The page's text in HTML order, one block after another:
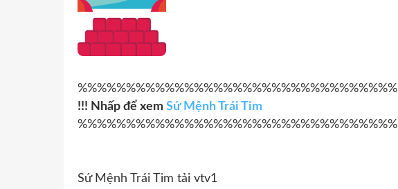
%%%%%%%%%%%%%%%%%%%%%%%%%%%%%%%%%
!!! Nhấp để xem Sứ Mệnh Trái Tim
%%%%%%%%%%%%%%%%%%%%%%%%%%%%%%%%%
Sứ Mệnh Trái Tim tải vtv1